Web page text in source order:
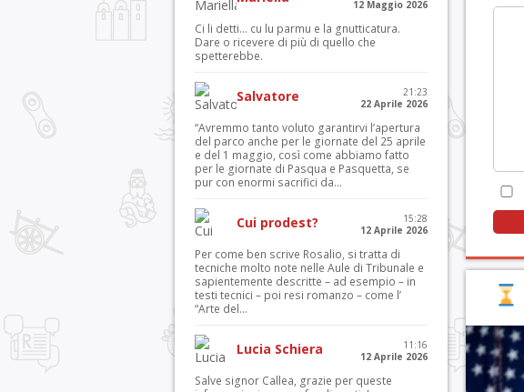
12 Maggio 2026
Ci li detti… cu lu parmu e la gnutticatura.
Dare o ricevere di più di quello che
spetterebbe.
Salvatore
21:23
22 Aprile 2026
“Avremmo tanto voluto garantirvi l’apertura
del parco anche per le giornate del 25 aprile
e del 1 maggio, così come abbiamo fatto
per le giornate di Pasqua e Pasquetta, se
pur con enormi sacrifici da...
Cui prodest?
15:28
12 Aprile 2026
Per come ben scrive Rosalio, si tratta di
tecniche molto note nelle Aule di Tribunale e
sapientemente descritte – ad esempio – in
testi tecnici – poi resi romanzo – come l’
“Arte del...
Lucia Schiera
11:16
12 Aprile 2026
Salve signor Callea, grazie per queste